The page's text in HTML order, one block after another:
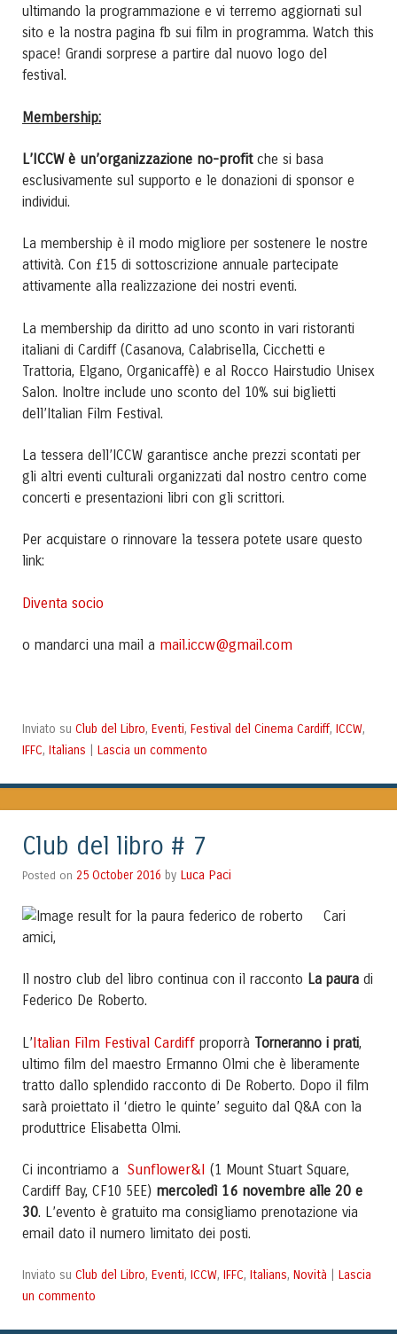
ultimando la programmazione e vi terremo aggiornati sul
sito e la nostra pagina fb sui film in programma. Watch this
space! Grandi sorprese a partire dal nuovo logo del
festival.
Membership:
L’ICCW è un’organizzazione no-profitche si basa
esclusivamente sul supporto e le donazioni di sponsor e
individui.
La membership è il modo migliore per sostenere le nostre
attività. Con £15 di sottoscrizione annuale partecipate
attivamente alla realizzazione dei nostri eventi.
La membership da diritto ad uno sconto in vari ristoranti
italiani di Cardiff (Casanova, Calabrisella, Cicchetti e
Trattoria, Elgano, Organicaffè) e al Rocco Hairstudio Unisex
Salon. Inoltre include uno sconto del 10% sui biglietti
dell’Italian Film Festival.
La tessera dell’ICCW garantisce anche prezzi scontati per
gli altri eventi culturali organizzati dal nostro centro come
concerti e presentazioni libri con gli scrittori.
Per acquistare o rinnovare la tessera potete usare questo
link:
Diventa socio
o mandarci una mail a mail.iccw@gmail.com
Inviato su Club del Libro, Eventi, Festival del Cinema Cardiff, ICCW,
IFFC, Italians Lascia un commento
Club del libro # 7
Posted on 25 October 2016 by Luca Paci
Cari
amici,
Il nostro club del libro continua con il racconto La paura di
Federico De Roberto.
L’Italian Film Festival Cardiff proporrà Torneranno i prati,
ultimo film del maestro Ermanno Olmi che è liberamente
tratto dallo splendido racconto di De Roberto. Dopo il film
sarà proiettato il ‘dietro le quinte’ seguito dal Q&A con la
produttrice Elisabetta Olmi.
Ci incontriamo a Sunflower&I (1 Mount Stuart Square,
Cardiff Bay, CF10 5EE) mercoledì 16 novembre alle 20 e
30. L’evento è gratuito ma consigliamo prenotazione via
email dato il numero limitato dei posti.
Inviato su Club del Libro, Eventi, ICCW, IFFC, Italians, Novità
Lascia
un commento